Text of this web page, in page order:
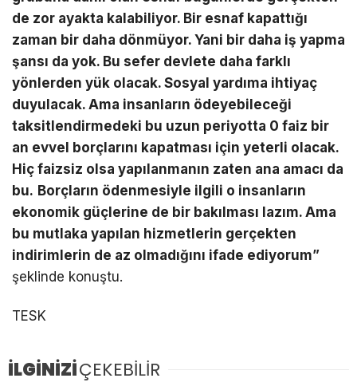
de zor ayakta kalabiliyor. Bir esnaf kapattığı
zaman bir daha dönmüyor. Yani bir daha iş yapma
şansı da yok. Bu sefer devlete daha farklı
yönlerden yük olacak. Sosyal yardıma ihtiyaç
duyulacak. Ama insanların ödeyebileceği
taksitlendirmedeki bu uzun periyotta 0 faiz bir
an evvel borçlarını kapatması için yeterli olacak.
Hiç faizsiz olsa yapılanmanın zaten ana amacı da
bu. Borçların ödenmesiyle ilgili o insanların
ekonomik güçlerine de bir bakılması lazım. Ama
bu mutlaka yapılan hizmetlerin gerçekten
indirimlerin de az olmadığını ifade ediyorum”
şeklinde konuştu.
TESK
İLGİNİZİÇEKEBİLİR